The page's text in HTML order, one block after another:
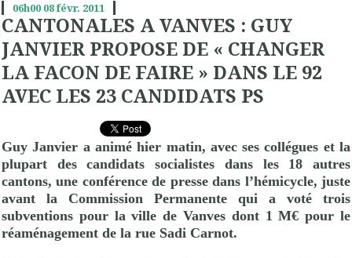
06h00 08févr. 2011
CANTONALES A VANVES : GUY
JANVIER PROPOSE DE « CHANGER
LA FACON DE FAIRE » DANS LE 92
AVEC LES 23 CANDIDATS PS
Guy Janvier a animé hier matin, avec ses collégues et la
plupart des candidats socialistes dans les 18 autres
cantons, une conférence de presse dans l’hémicycle, juste
avant la Commission Permanente qui a voté trois
subventions pour la ville de Vanves dont 1 M€ pour le
réaménagement de la rue Sadi Carnot.